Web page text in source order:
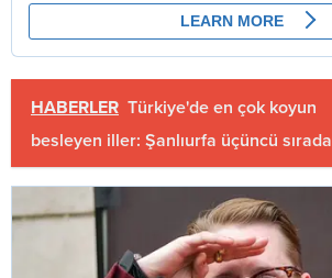
HABERLER Türkiye'de en çok koyun
besleyen iller: Şanlıurfa üçüncü sırada